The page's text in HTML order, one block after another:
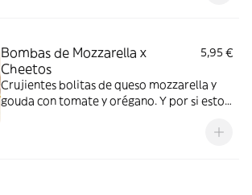
Bombas de Mozzarella x
Cheetos
5,95 €
Crujientes bolitas de queso mozzarella y
gouda con tomate y orégano. Y por si esto
de Cheetos acompañado de nuestra salsa